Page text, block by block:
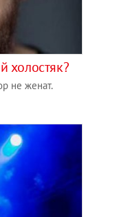
холостяк?
не женат.